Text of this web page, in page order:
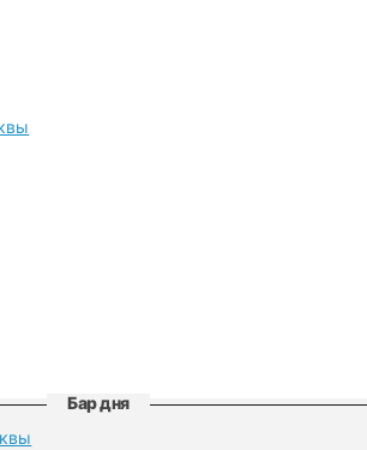
Бар дня